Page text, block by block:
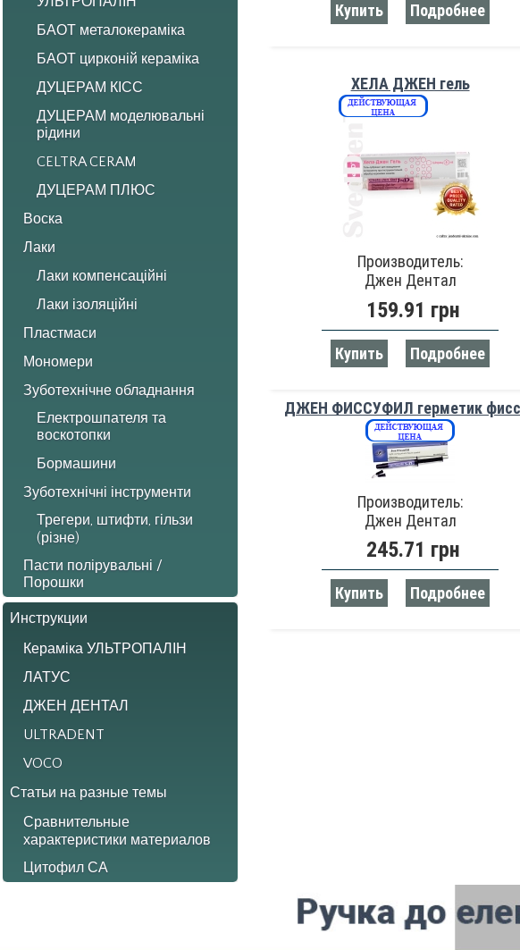
БАОТ металокераміка
БАОТ цирконій кераміка
ДУЦЕРАМ КІСС
ДУЦЕРАМ моделювальні
рідини
CELTRA CERAM
ДУЦЕРАМ ПЛЮС
Воска
Лаки
Лаки компенсаційні
Лаки ізоляційні
Пластмаси
Мономери
Зуботехнічне обладнання
Електрошпателя та
воскотопки
Бормашини
Зуботехнічні інструменти
Трегери, штифти, гільзи
(різне)
Пасти полірувальні /
Порошки
Инструкции
Кераміка УЛЬТРОПАЛІН
ЛАТУС
ДЖЕН ДЕНТАЛ
ULTRADENT
VOCO
Статьи на разные темы
Сравнительные
характеристики материалов
Цитофил СА
Купить Подробнее
ХЕЛА ДЖЕН гель
Производитель:
Джен Дентал
159.91 грн
Купить Подробнее
ДЖЕН ФИССУФИЛ герметик
Производитель:
Джен Дентал
245.71 грн
Купить Подробнее